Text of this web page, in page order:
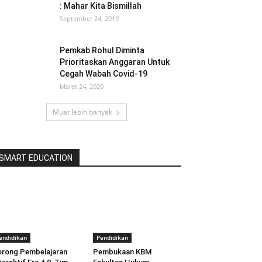
: Mahar Kita Bismillah
September 24, 2019
Pemkab Rohul Diminta
Prioritaskan Anggaran Untuk
Cegah Wabah Covid-19
Maret 24, 2020
Muat lebih banyak
EDUCATION
Pembelajaran
Pendidikan
Pembukaan KBM